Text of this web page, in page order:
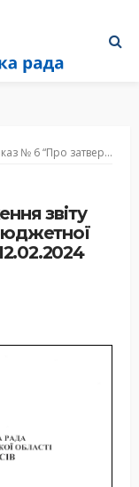
звіту про виконання паспорта бюджетної програми на 2023 рік” від 12.02.2024 управління фінансів
звіту